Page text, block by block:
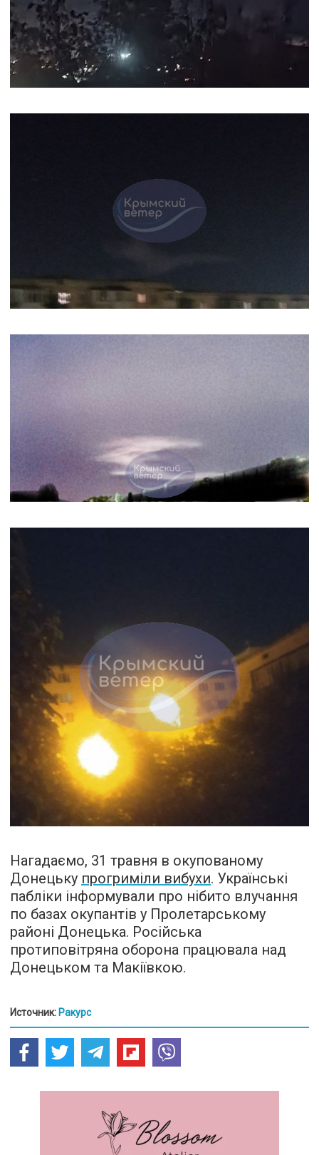
Нагадаємо, 31 травня в окупованому
Донецьку прогриміли вибухи. Українські
пабліки інформували про нібито влучання
по базах окупантів у Пролетарському
районі Донецька. Російська
протиповітряна оборона працювала над
Донецьком та Макіївкою.
Источник: Ракурс